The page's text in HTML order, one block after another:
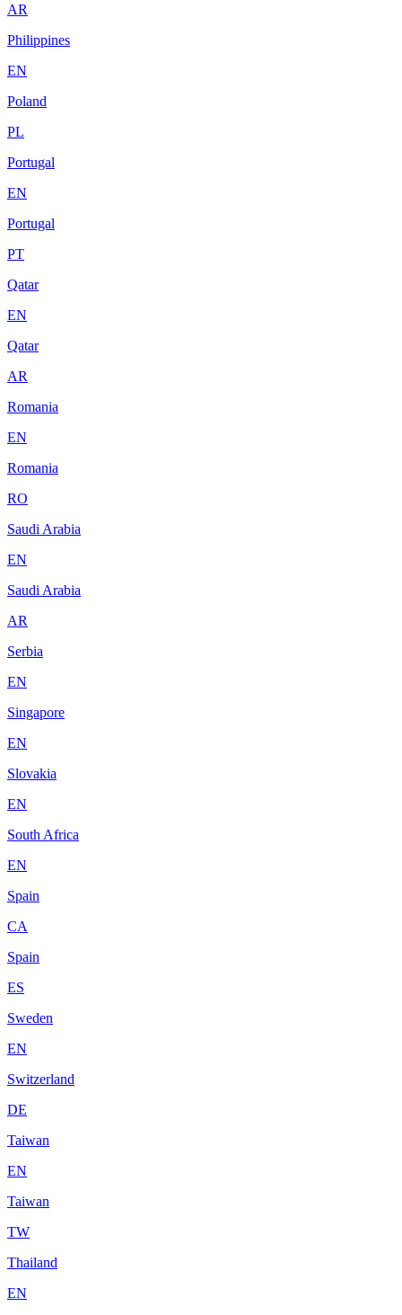
AR
Philippines
EN
Poland
PL
Portugal
EN
Portugal
PT
Qatar
EN
Qatar
AR
Romania
EN
Romania
RO
Saudi Arabia
EN
Saudi Arabia
AR
Serbia
EN
Singapore
EN
Slovakia
EN
South Africa
EN
Spain
CA
Spain
ES
Sweden
EN
Switzerland
DE
Taiwan
EN
Taiwan
TW
Thailand
EN